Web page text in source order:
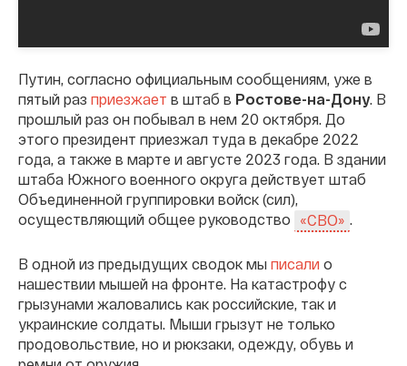
Путин, согласно официальным сообщениям, уже в
пятый раз приезжает в штаб в Ростове-на-Дону. В
прошлый раз он побывал в нем 20 октября. До
этого президент приезжал туда в декабре 2022
года, а также в марте и августе 2023 года. В здании
штаба Южного военного округа действует штаб
Объединенной группировки войск (сил),
осуществляющий общее руководство
«СВО» .
В одной из предыдущих сводок мы писали о
нашествии мышей на фронте. На катастрофу с
грызунами жаловались как российские, так и
украинские солдаты. Мыши грызут не только
продовольствие, но и рюкзаки, одежду, обувь и